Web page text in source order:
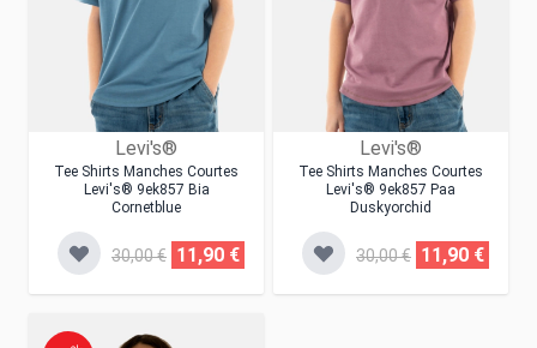
Levi's®
Tee Shirts Manches Courtes
Levi's® 9ek857 Bia
Cornetblue
30,00 € 11,90 €
Levi's®
Tee Shirts Manches Courtes
Levi's® 9ek857 Paa
Duskyorchid
30,00 € 11,90 €